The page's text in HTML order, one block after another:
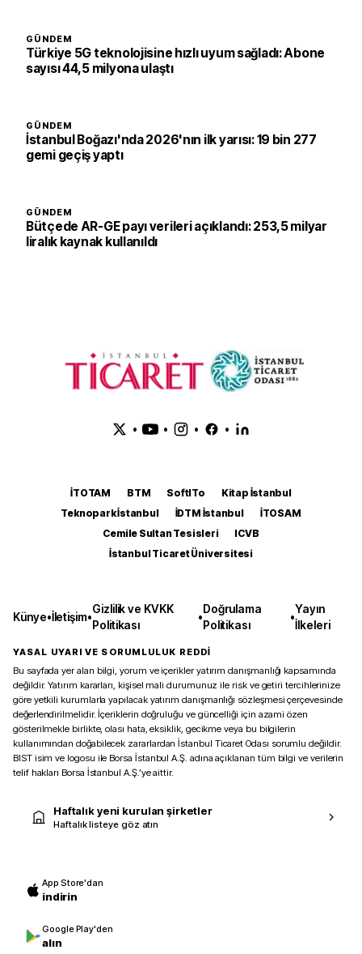
GÜNDEM
Türkiye 5G teknolojisine hızlı uyum sağladı: Abone
sayısı 44,5 milyona ulaştı
GÜNDEM
İstanbul Boğazı'nda 2026'nın ilk yarısı: 19 bin 277
gemi geçiş yaptı
GÜNDEM
Bütçede AR-GE payı verileri açıklandı: 253,5 milyar
liralık kaynak kullanıldı
• • • •
İTOTAM BTM SoftITo
Kitap İstanbul
Teknopark İstanbul
İDTM İstanbul
İTOSAM
Cemile Sultan Tesisleri
ICVB
İstanbul Ticaret Üniversitesi
Künye•İletişim•
Gizlilik ve KVKK
Politikası
•
Doğrulama
Politikası
•
Yayın
İlkeleri
YASAL UYARI VE SORUMLULUK REDDİ
Bu sayfada yer alan bilgi, yorum ve içerikler yatırım danışmanlığı kapsamında
değildir. Yatırım kararları, kişisel mali durumunuz ile risk ve getiri tercihlerinize
göre yetkili kurumlarla yapılacak yatırım danışmanlığı sözleşmesi çerçevesinde
değerlendirilmelidir. İçeriklerin doğruluğu ve güncelliği için azami özen
gösterilmekle birlikte, olası hata, eksiklik, gecikme veya bu bilgilerin
kullanımından doğabilecek zararlardan İstanbul Ticaret Odası sorumlu değildir.
BIST isim ve logosu ile Borsa İstanbul A.Ş. adına açıklanan tüm bilgi ve verilerin
telif hakları Borsa İstanbul A.Ş.’ye aittir.
Haftalık yeni kurulan şirketler
Haftalık listeye göz atın
App Store'dan
indirin
Google Play'den
alın